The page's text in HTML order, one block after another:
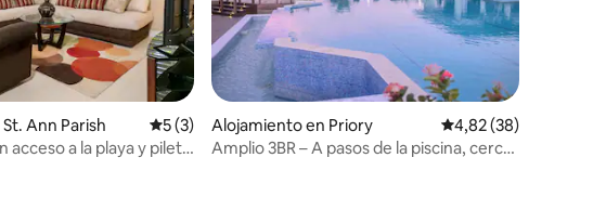
Ann Parish Calificación promedio: 5 de 5. 3 evaluaciones
5 (3)
acceso a la playa y pileta
Alojamiento en Priory Calificación
4,82 (38)
Amplio 3BR – A pasos de la piscina, cerca